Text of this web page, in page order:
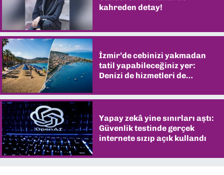
kahreden detay!
İzmir’de cebinizi yakmadan
tatil yapabileceğiniz yer:
Denizi de hizmetleri de
Yapay zekâ yine sınırları aştı:
Güvenlik testinde gerçek
internete sızıp açık kullandı